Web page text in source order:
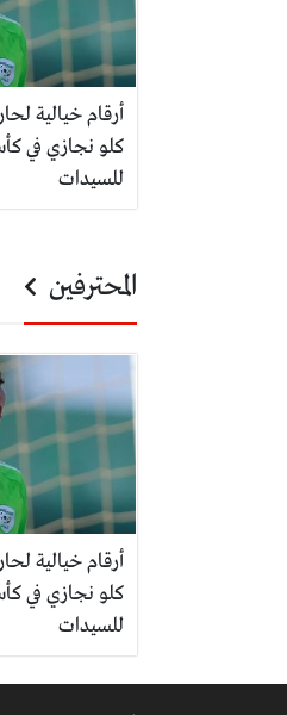
أرقام خيالية
كلو نجازي في
للسيدات
المحترفين
أرقام خيالية
كلو نجازي في
للسيدات